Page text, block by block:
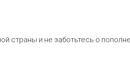
страны и не заботьтесь о